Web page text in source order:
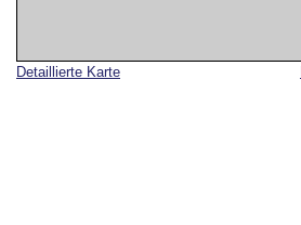
Detaillierte Karte